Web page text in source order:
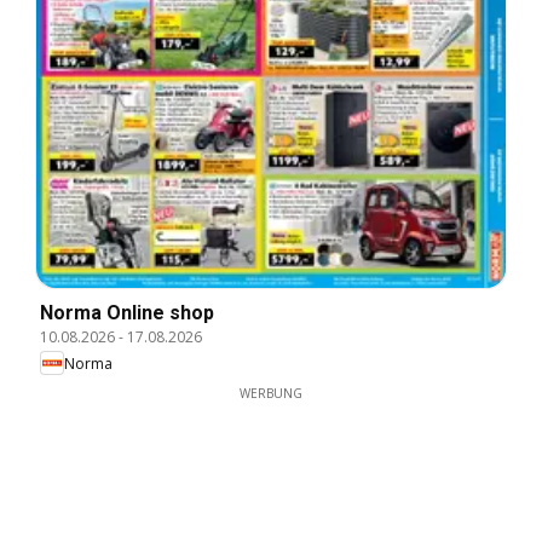
Norma Online shop
10.08.2026- 17.08.2026
Norma
WERBUNG